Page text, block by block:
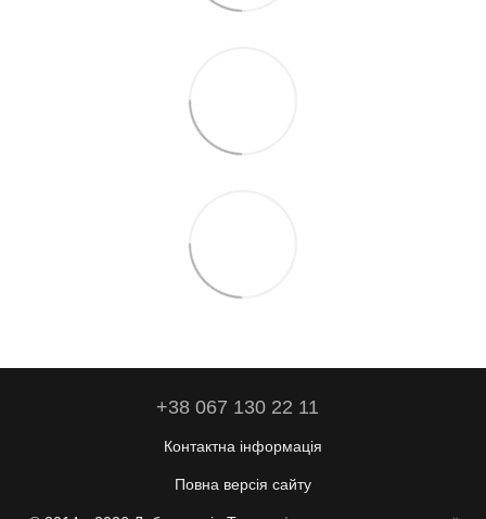
+38 067 130 22 11
Контактна інформація
Повна версія сайту